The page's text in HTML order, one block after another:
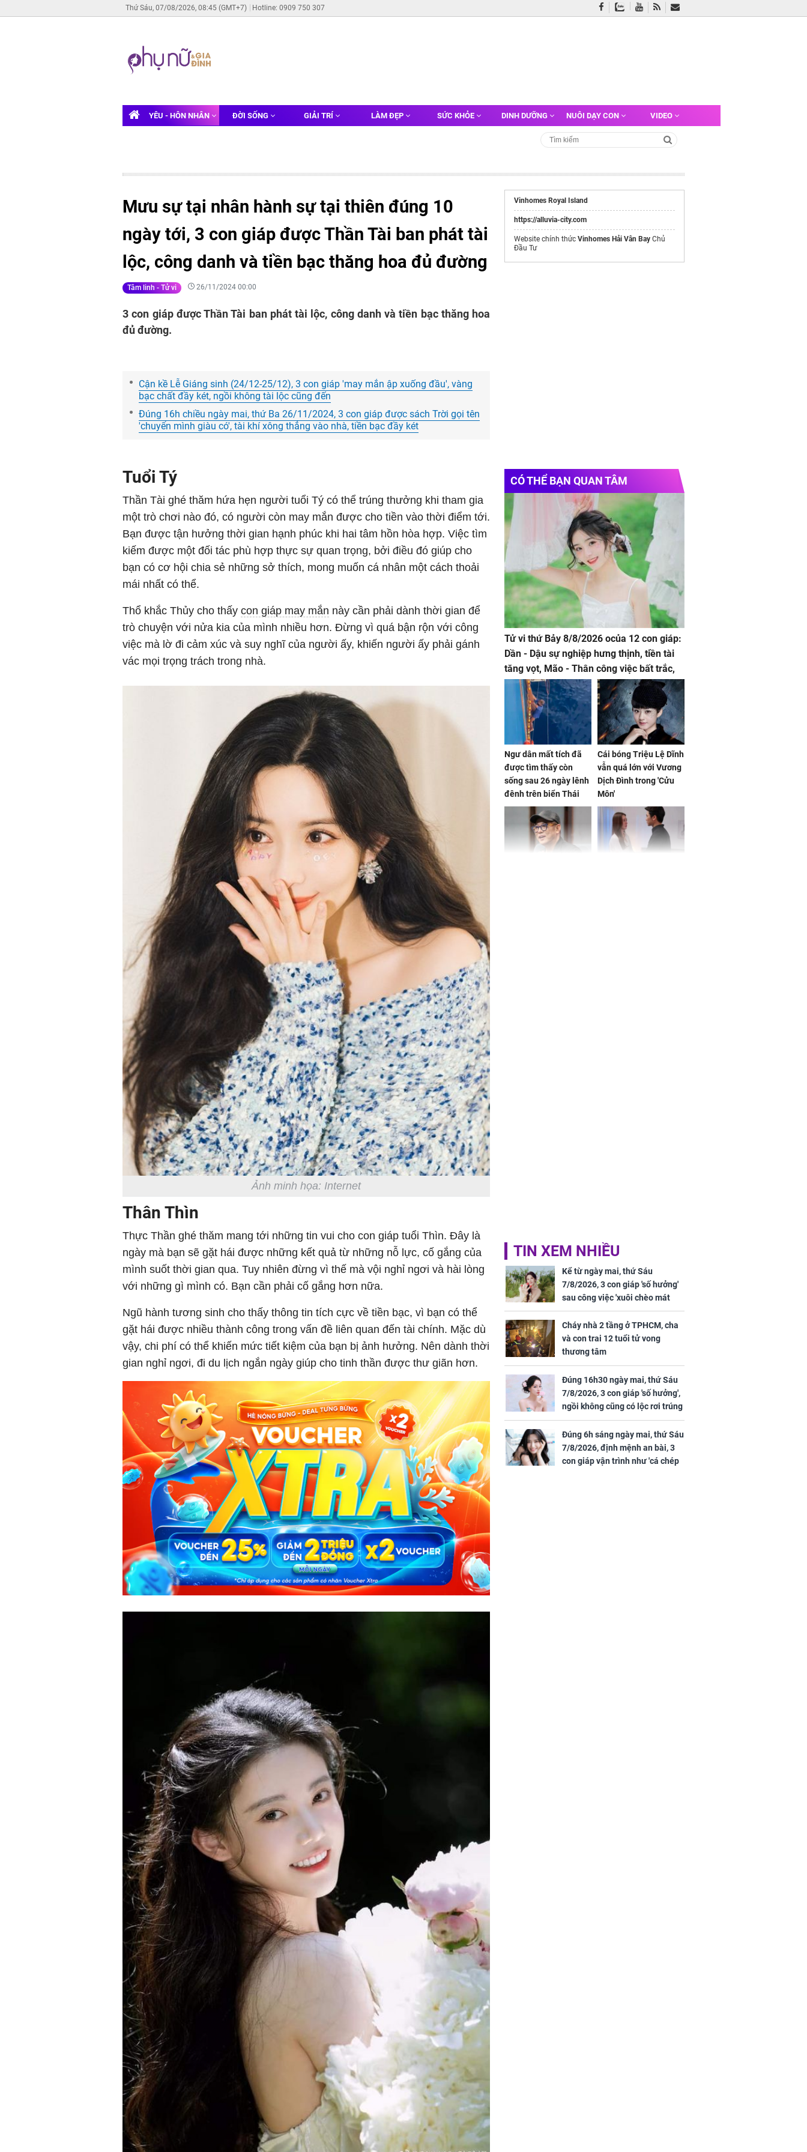
Thứ Sáu, 07/08/2026, 08:45 (GMT+7) Hotline: 0909 750 307
YÊU - HÔN NHÂN ĐỜI SỐNG GIẢI TRÍ LÀM ĐẸP SỨC KHỎE DINH DƯỠNG NUÔI DẠY CON VIDEO
Mưu sự tại nhân hành sự tại thiên đúng 10
ngày tới, 3 con giáp được Thần Tài ban phát tài
lộc, công danh và tiền bạc thăng hoa đủ đường
Tâm linh - Tử vi 26/11/2024 00:00
3 con giáp được Thần Tài ban phát tài lộc, công danh và tiền bạc thăng hoa
đủ đường.
Cận kề Lễ Giáng sinh (24/12-25/12), 3 con giáp 'may mắn ập xuống đầu', vàng
bạc chất đầy két, ngồi không tài lộc cũng đến
Đúng 16h chiều ngày mai, thứ Ba 26/11/2024, 3 con giáp được sách Trời gọi tên
'chuyển mình giàu có', tài khí xông thẳng vào nhà, tiền bạc đầy két
Tuổi Tý
Thần Tài ghé thăm hứa hẹn người tuổi Tý có thể trúng thưởng khi tham gia
một trò chơi nào đó, có người còn may mắn được cho tiền vào thời điểm tới.
Bạn được tận hưởng thời gian hạnh phúc khi hai tâm hồn hòa hợp. Việc tìm
kiếm được một đối tác phù hợp thực sự quan trọng, bởi điều đó giúp cho
bạn có cơ hội chia sẻ những sở thích, mong muốn cá nhân một cách thoải
mái nhất có thể.
Thổ khắc Thủy cho thấy con giáp may mắn này cần phải dành thời gian để
trò chuyện với nửa kia của mình nhiều hơn. Đừng vì quá bận rộn với công
việc mà lờ đi cảm xúc và suy nghĩ của người ấy, khiến người ấy phải gánh
vác mọi trọng trách trong nhà.
Ảnh minh họa: Internet
Thân Thìn
Thực Thần ghé thăm mang tới những tin vui cho con giáp tuổi Thìn. Đây là
ngày mà bạn sẽ gặt hái được những kết quả từ những nỗ lực, cố gắng của
mình suốt thời gian qua. Tuy nhiên đừng vì thế mà vội nghỉ ngơi và hài lòng
với những gì mình có. Bạn cần phải cố gắng hơn nữa.
Ngũ hành tương sinh cho thấy thông tin tích cực về tiền bạc, vì bạn có thể
gặt hái được nhiều thành công trong vấn đề liên quan đến tài chính. Mặc dù
vậy, chi phí có thể khiến mức tiết kiệm của bạn bị ảnh hưởng. Nên dành thời
gian nghỉ ngơi, đi du lịch ngắn ngày giúp cho tinh thần được thư giãn hơn.
Vinhomes Royal Island
https://alluvia-city.com
Website chính thức Vinhomes Hải Vân Bay Chủ
Đầu Tư
CÓ THỂ BẠN QUAN TÂM
Tử vi thứ Bảy 8/8/2026 ocủa 12 con giáp:
Dần - Dậu sự nghiệp hưng thịnh, tiền tài
tăng vọt, Mão - Thân công việc bất trắc,
tiền mất tật mang
Ngư dân mất tích đã
được tìm thấy còn
sống sau 26 ngày lênh
đênh trên biển Thái
Bình Dương
Cái bóng Triệu Lệ Dĩnh
vẫn quá lớn với Vương
Dịch Đình trong 'Cửu
Môn'
TIN XEM NHIỀU
Kể từ ngày mai, thứ Sáu
7/8/2026, 3 con giáp 'số hưởng'
sau công việc 'xuôi chèo mát
mái', tiền tài 'thu về như nước',
tình duyên viên mãn
Cháy nhà 2 tầng ở TPHCM, cha
và con trai 12 tuổi tử vong
thương tâm
Đúng 16h30 ngày mai, thứ Sáu
7/8/2026, 3 con giáp 'số hưởng',
ngồi không cũng có lộc rơi trúng
đầu, vừa tránh được họa vừa có
tiền vàng
Đúng 6h sáng ngày mai, thứ Sáu
7/8/2026, định mệnh an bài, 3
con giáp vận trình như 'cá chép